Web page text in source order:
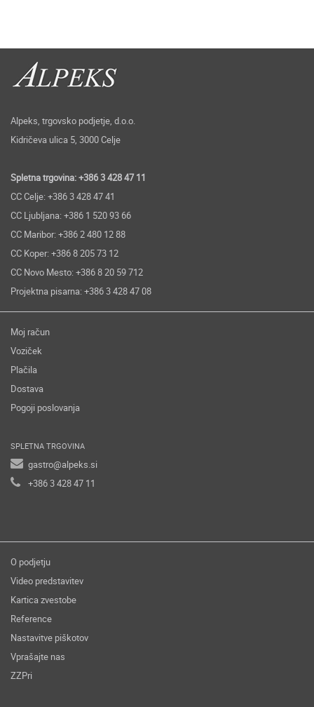
Alpeks, trgovsko podjetje, d.o.o.
Kidričeva ulica 5, 3000 Celje
Spletna trgovina: +386 3 428 47 11
CC Celje: +386 3 428 47 41
CC Ljubljana: +386 1 520 93 66
CC Maribor: +386 2 480 12 88
CC Koper: +386 8 205 73 12
CC Novo Mesto: +386 8 20 59 712
Projektna pisarna: +386 3 428 47 08
Moj račun
Voziček
Plačila
Dostava
Pogoji poslovanja
SPLETNA TRGOVINA
gastro@alpeks.si
+386 3 428 47 11
O podjetju
Video predstavitev
Kartica zvestobe
Reference
Nastavitve piškotov
Vprašajte nas
ZZPri